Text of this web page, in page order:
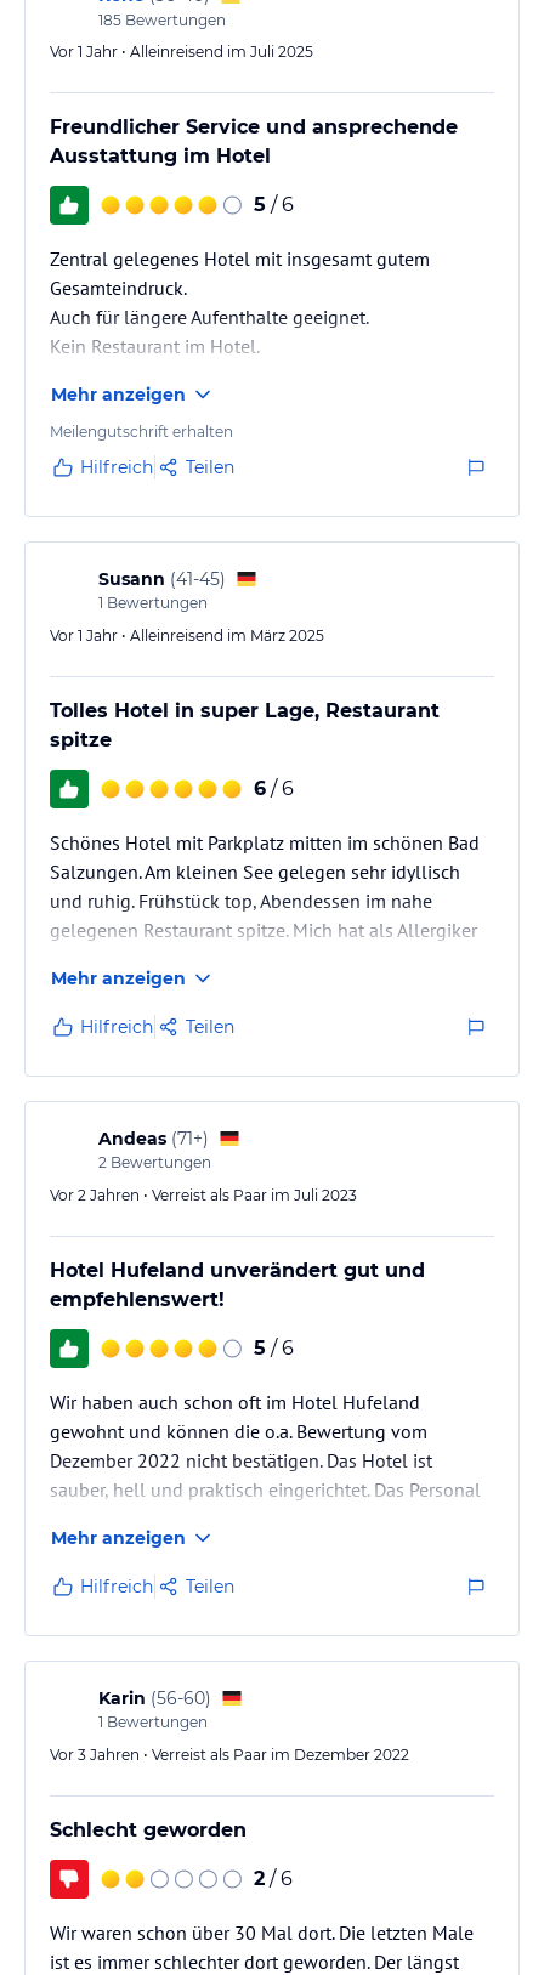
185 Bewertungen
Vor 1 Jahr • Alleinreisend im Juli 2025
Freundlicher Service und ansprechende
Ausstattung im Hotel
5 / 6
Zentral gelegenes Hotel mit insgesamt gutem
Gesamteindruck.
Auch für längere Aufenthalte geeignet.
Kein Restaurant im Hotel.
Mehr anzeigen
Meilengutschrift erhalten
Hilfreich Teilen
Susann (41-45)
1 Bewertungen
Vor 1 Jahr • Alleinreisend im März 2025
Tolles Hotel in super Lage, Restaurant
spitze
6 / 6
Schönes Hotel mit Parkplatz mitten im schönen Bad
Salzungen. Am kleinen See gelegen sehr idyllisch
und ruhig. Frühstück top, Abendessen im nahe
gelegenen Restaurant spitze. Mich hat als Allergiker
Mehr anzeigen
Hilfreich Teilen
Andeas (71+)
2 Bewertungen
Vor 2 Jahren • Verreist als Paar im Juli 2023
Hotel Hufeland unverändert gut und
empfehlenswert!
5 / 6
Wir haben auch schon oft im Hotel Hufeland
gewohnt und können die o.a. Bewertung vom
Dezember 2022 nicht bestätigen. Das Hotel ist
sauber, hell und praktisch eingerichtet. Das Personal
Mehr anzeigen
Hilfreich Teilen
Karin (56-60)
1 Bewertungen
Vor 3 Jahren • Verreist als Paar im Dezember 2022
Schlecht geworden
2 / 6
Wir waren schon über 30 Mal dort. Die letzten Male
ist es immer schlechter dort geworden. Der längst